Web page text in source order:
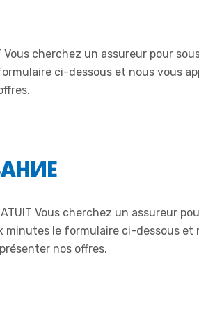
Vous cherchez un assureur pour
ci-dessous et nous vous
Vous cherchez un assureur
minutes le formulaire ci-dessous et
nos offres.